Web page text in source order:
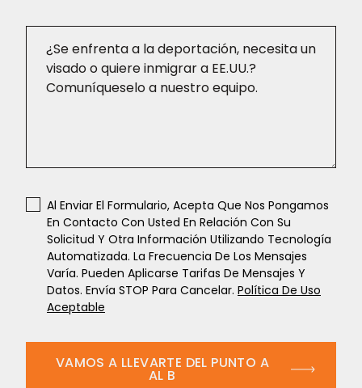
Al Enviar El Formulario, Acepta Que Nos Pongamos
En Contacto Con Usted En Relación Con Su
Solicitud Y Otra Información Utilizando Tecnología
Automatizada. La Frecuencia De Los Mensajes
Varía. Pueden Aplicarse Tarifas De Mensajes Y
Datos. Envía STOP Para Cancelar. Política De Uso
Aceptable
VAMOS A LLEVARTE DEL PUNTO A
AL B